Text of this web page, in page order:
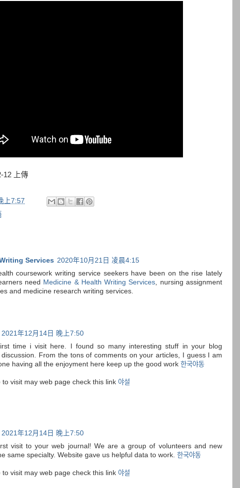
12 上傳
上7:57
Services 2020年10月21日 凌晨4:15
coursework writing service seekers have been on the rise lately
need Medicine & Health Writing Services, nursing assignment
and medicine research writing services.
2021年12月14日 晚上7:50
time i visit here. I found so many interesting stuff in your blog
discussion. From the tons of comments on your articles, I guess I am
having all the enjoyment here keep up the good work 한국야동
to visit may web page check this link 야설
2021年12月14日 晚上7:50
visit to your web journal! We are a group of volunteers and new
same specialty. Website gave us helpful data to work. 한국야동
to visit may web page check this link 야설